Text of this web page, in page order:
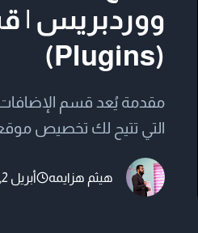
ووردبريس |
(Plugins)
التي تتيح لك تخصيص
يمكنك تثبيت إضافات
في هذا الدليل، سنشرح:✅
هيثم هزايمه أبريل 2, 2025